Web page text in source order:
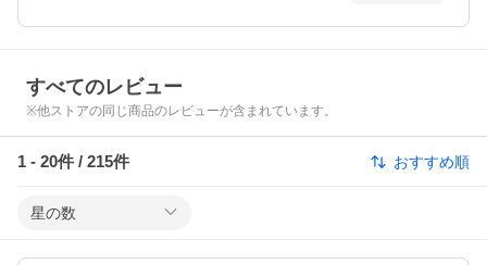
すべてのレビュー
※他ストアの同じ商品のレビューが含まれています。
1 - 20件 / 215件 おすすめ順
星の数